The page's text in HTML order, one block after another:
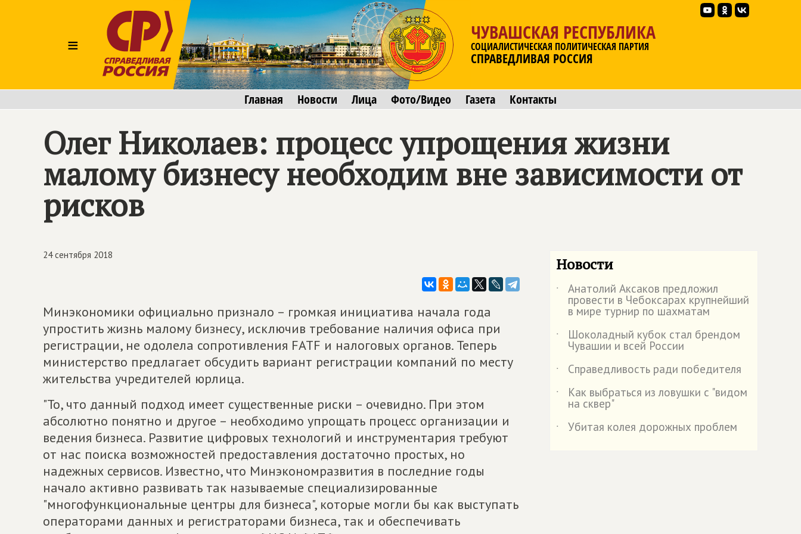
≡
ЧУВАШСКАЯ РЕСПУБЛИКА
СОЦИАЛИСТИЧЕСКАЯ ПОЛИТИЧЕСКАЯ ПАРТИЯ
СПРАВЕДЛИВАЯ РОССИЯ
Главная Новости Лица Фото/Видео Газета Контакты
Олег Николаев: процесс упрощения жизни
малому бизнесу необходим вне зависимости от
рисков
24 сентября 2018
Минэкономики официально признало – громкая инициатива начала года
упростить жизнь малому бизнесу, исключив требование наличия офиса при
регистрации, не одолела сопротивления FATF и налоговых органов. Теперь
министерство предлагает обсудить вариант регистрации компаний по месту
жительства учредителей юрлица.
"То, что данный подход имеет существенные риски – очевидно. При этом
абсолютно понятно и другое – необходимо упрощать процесс организации и
ведения бизнеса. Развитие цифровых технологий и инструментария требуют
от нас поиска возможностей предоставления достаточно простых, но
надежных сервисов. Известно, что Минэкономразвития в последние годы
начало активно развивать так называемые специализированные
"многофункциональные центры для бизнеса", которые могли бы как выступать
операторами данных и регистраторами бизнеса, так и обеспечивать
Новости
˙ Анатолий Аксаков предложил
провести в Чебоксарах крупнейший
в мире турнир по шахматам
˙
Шоколадный кубок стал брендом
Чувашии и всей России
˙
Справедливость ради победителя
˙
Как выбраться из ловушки с "видом
на сквер"
˙
Убитая колея дорожных проблем